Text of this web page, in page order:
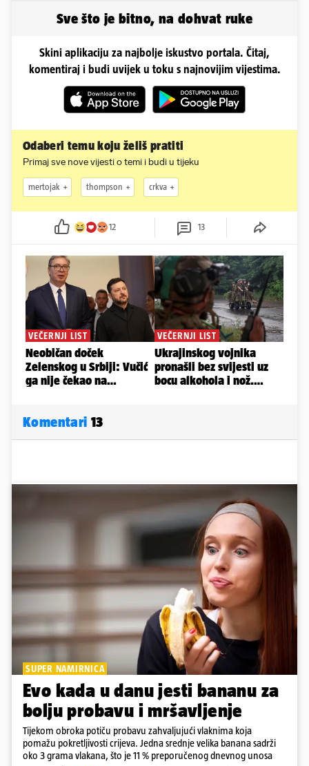
Sve što je bitno, na dohvat ruke
Skini aplikaciju za najbolje iskustvo portala. Čitaj,
komentiraj i budi uvijek u toku s najnovijim vijestima.
Odaberi temu koju želiš pratiti
Primaj sve nove vijesti o temi i budi u tijeku
mertojak thompson crkva
12 13
Komentari 13
SUPER NAMIRNICA
Evo kada u danu jesti bananu za
bolju probavu i mršavljenje
Tijekom obroka potiču probavu zahvaljujući vlaknima koja
pomažu pokretljivosti crijeva. Jedna srednje velika banana sadrži
oko 3 grama vlakana, što je 11 % preporučenog dnevnog unosa